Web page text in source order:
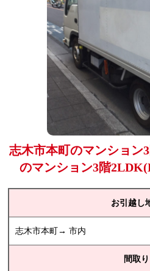
志木市本町のマンション
のマンション3階
お引越し
志木市本町→ 市内
間取り